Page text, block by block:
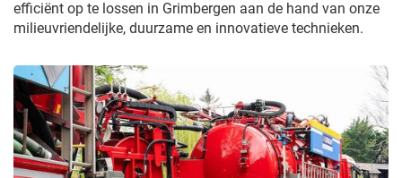
efficiënt op te lossen in Grimbergen aan de hand van onze
milieuvriendelijke, duurzame en innovatieve technieken.